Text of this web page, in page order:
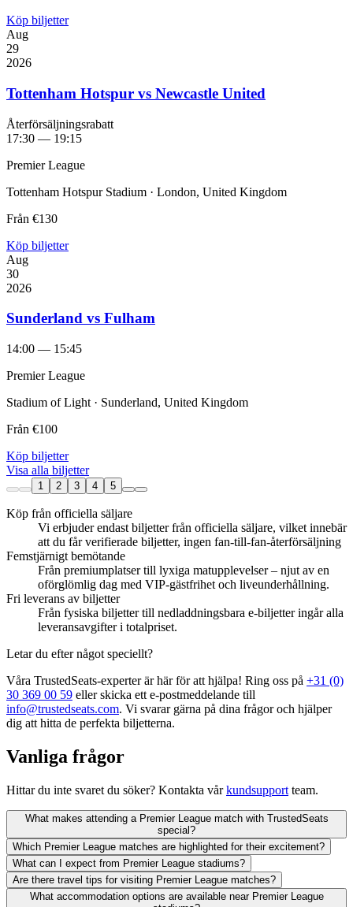
Köp biljetter
Aug
29
2026
Tottenham Hotspur vs Newcastle United
Återförsäljningsrabatt
17:30 — 19:15
Premier League
Tottenham Hotspur Stadium · London, United Kingdom
Från €130
Köp biljetter
Aug
30
2026
Sunderland vs Fulham
14:00 — 15:45
Premier League
Stadium of Light · Sunderland, United Kingdom
Från €100
Köp biljetter
Visa alla biljetter
1 2 3 4 5
Köp från officiella säljare
Vi erbjuder endast biljetter från officiella säljare, vilket innebär
att du får verifierade biljetter, ingen fan‑till‑fan‑återförsäljning
Femstjärnigt bemötande
Från premiumplatser till lyxiga matupplevelser – njut av en
oförglömlig dag med VIP‑gästfrihet och liveunderhållning.
Fri leverans av biljetter
Från fysiska biljetter till nedladdningsbara e‑biljetter ingår alla
leveransavgifter i totalpriset.
Letar du efter något speciellt?
Våra TrustedSeats‑experter är här för att hjälpa! Ring oss på +31 (0)
30 369 00 59 eller skicka ett e‑postmeddelande till
info@trustedseats.com. Vi svarar gärna på dina frågor och hjälper
dig att hitta de perfekta biljetterna.
Vanliga frågor
Hittar du inte svaret du söker? Kontakta vårkundsupport team.
What makes attending a Premier League match with TrustedSeats
special?
Which Premier League matches are highlighted for their excitement?
What can I expect from Premier League stadiums?
Are there travel tips for visiting Premier League matches?
What accommodation options are available near Premier League